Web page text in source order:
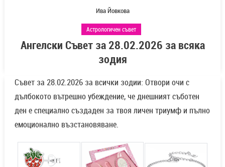
Ива Йовкова
Астрологичен съвет
Ангелски Съвет за 28.02.2026 за всяка
зодия
Съвет за 28.02.2026 за всички зодии: Отвори очи с
дълбокото вътрешно убеждение, че днешният съботен
ден е специално създаден за твоя личен триумф и пълно
емоционално възстановяване.